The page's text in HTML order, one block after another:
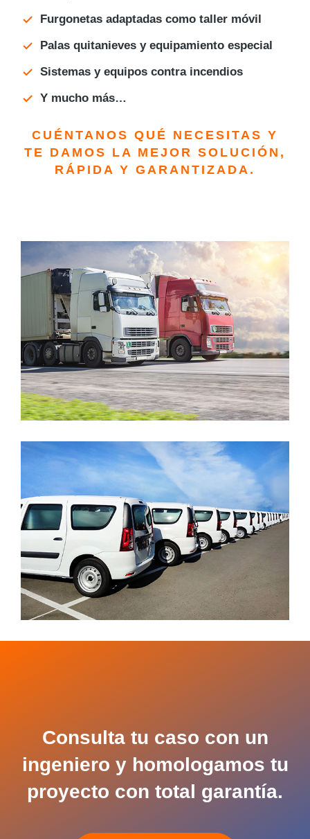
Furgonetas adaptadas como taller móvil
Palas quitanieves y equipamiento especial
Sistemas y equipos contra incendios
Y mucho más…
CUÉNTANOS QUÉ NECESITAS Y
TE DAMOS LA MEJOR SOLUCIÓN,
RÁPIDA Y GARANTIZADA.
Consulta tu caso con un
ingeniero y homologamos tu
proyecto con total garantía.